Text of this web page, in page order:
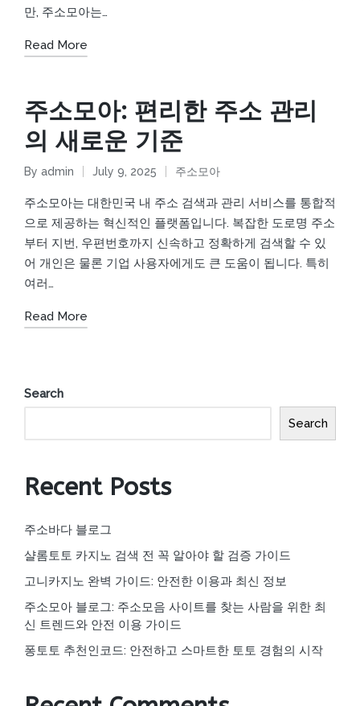
만, 주소모아는…
Read More
주소모아: 편리한 주소 관리
의 새로운 기준
Posted
by
By admin July 9, 2025
Posted
in
주소모아
주소모아는 대한민국 내 주소 검색과 관리 서비스를 통합적
으로 제공하는 혁신적인 플랫폼입니다. 복잡한 도로명 주소
부터 지번, 우편번호까지 신속하고 정확하게 검색할 수 있
어 개인은 물론 기업 사용자에게도 큰 도움이 됩니다. 특히
여러…
Read More
Search
Search
Recent Posts
주소바다 블로그
샬롬토토 카지노 검색 전 꼭 알아야 할 검증 가이드
고니카지노 완벽 가이드: 안전한 이용과 최신 정보
주소모아 블로그: 주소모음 사이트를 찾는 사람을 위한 최
신 트렌드와 안전 이용 가이드
퐁토토 추천인코드: 안전하고 스마트한 토토 경험의 시작